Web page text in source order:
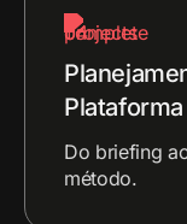
Plataforma
Do briefing
método.